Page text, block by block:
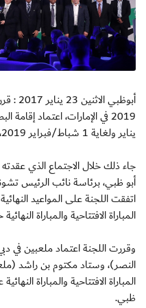
يناير ولغاية 1 شباط/فبراير 2019، وذلك على ثمانية ملاعب.
جاء ذلك خلال الاجتماع الذي عقدته
أبو ظبي، برئاسة نائب الرئيس
اتفقت اللجنة على المواعيد
المباراة الافتتاحية والمباراة
وقررت اللجنة اعتماد ملعبين في
النصر)، وستاد مكتوم بن راشد
المباراة الافتتاحية والمباراة
ظبي.